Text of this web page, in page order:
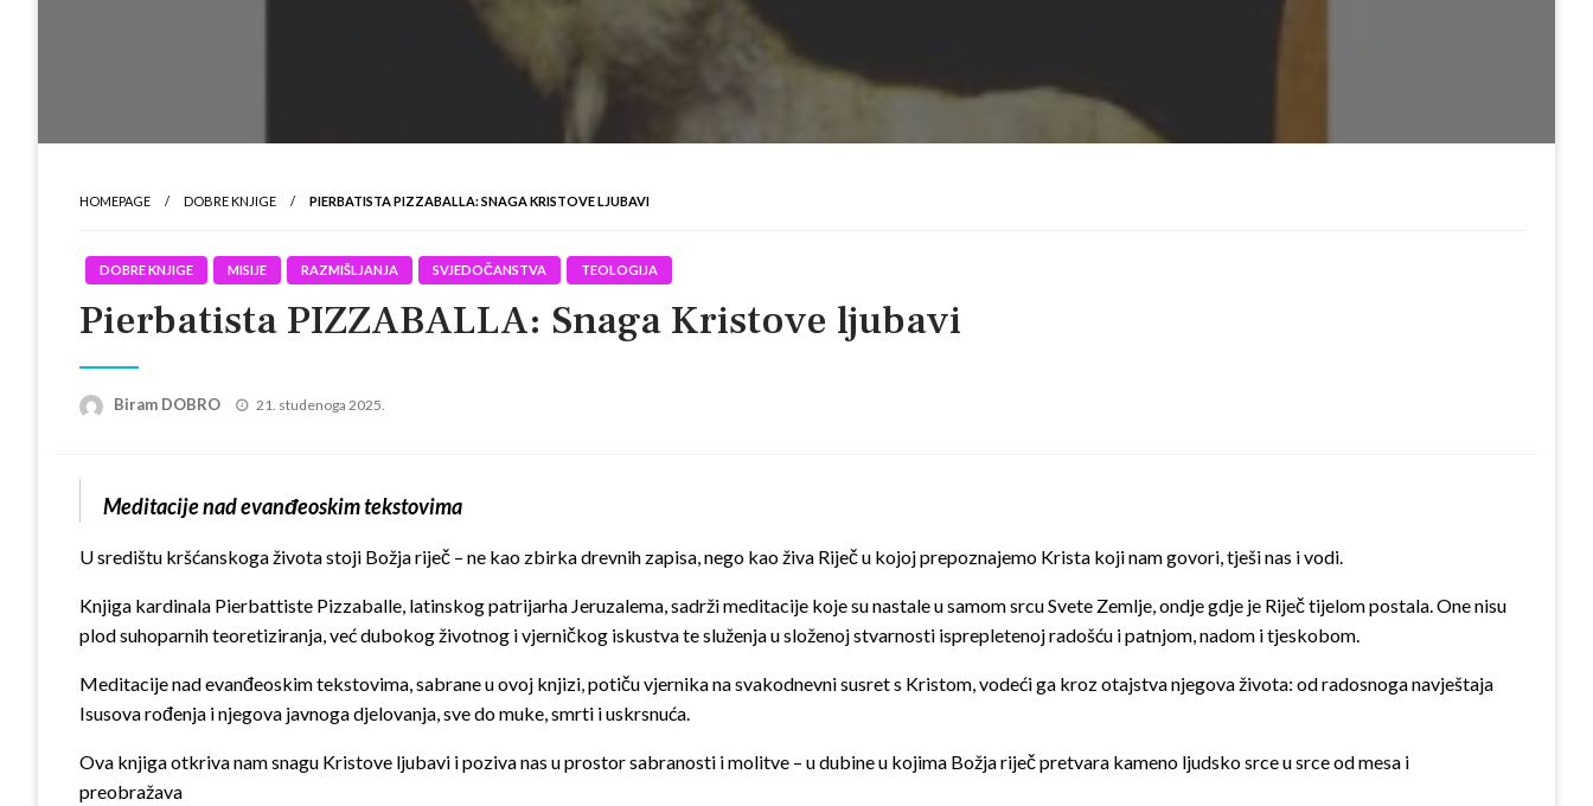
HOMEPAGE DOBRE KNJIGE PIERBATISTA PIZZABALLA: SNAGA KRISTOVE LJUBAVI
DOBRE KNJIGE MISIJE RAZMIŠLJANJA SVJEDOČANSTVA TEOLOGIJA
Pierbatista PIZZABALLA: Snaga Kristove ljubavi
Biram DOBRO
Posted
21. studenoga 2025.
Meditacije nad evanđeoskim tekstovima
U središtu kršćanskoga života stoji Božja riječ – ne kao zbirka drevnih zapisa, nego kao živa Riječ u kojoj prepoznajemo Krista koji nam govori, tješi nas i vodi.
Knjiga kardinala Pierbattiste Pizzaballe, latinskog patrijarha Jeruzalema, sadrži meditacije koje su nastale u samom srcu Svete Zemlje, ondje gdje je Riječ tijelom postala. One nisu
plod suhoparnih teoretiziranja, već dubokog životnog i vjerničkog iskustva te služenja u složenoj stvarnosti isprepletenoj radošću i patnjom, nadom i tjeskobom.
Meditacije nad evanđeoskim tekstovima, sabrane u ovoj knjizi, potiču vjernika na svakodnevni susret s Kristom, vodeći ga kroz otajstva njegova života: od radosnoga navještaja
Isusova rođenja i njegova javnoga djelovanja, sve do muke, smrti i uskrsnuća.
Ova knjiga otkriva nam snagu Kristove ljubavi i poziva nas u prostor sabranosti i molitve – u dubine u kojima Božja riječ pretvara kameno ljudsko srce u srce od mesa i
preobražava